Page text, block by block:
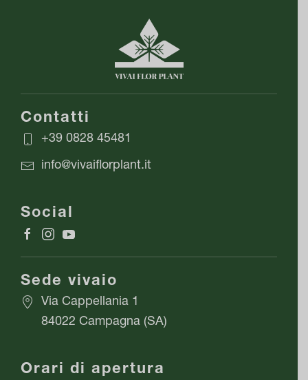
nella
pagina
del
75,20 €.
Contatti
+39 0828 45481
info@vivaiflorplant.it
Social
Sede vivaio
Via Cappellania 1
84022 Campagna (SA)
Orari di apertura